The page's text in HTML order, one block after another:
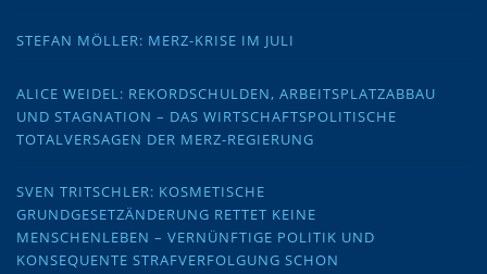
STEFAN MÖLLER: MERZ-KRISE IM JULI
ALICE WEIDEL: REKORDSCHULDEN, ARBEITSPLATZABBAU
UND STAGNATION – DAS WIRTSCHAFTSPOLITISCHE
TOTALVERSAGEN DER MERZ-REGIERUNG
SVEN TRITSCHLER: KOSMETISCHE
GRUNDGESETZÄNDERUNG RETTET KEINE
MENSCHENLEBEN – VERNÜNFTIGE POLITIK UND
KONSEQUENTE STRAFVERFOLGUNG SCHON